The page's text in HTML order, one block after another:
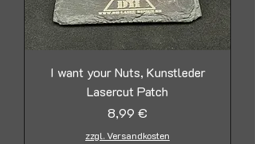
I want your Nuts, Kunstleder
Lasercut Patch
Preis
8,99 €
zzgl. Versandkosten